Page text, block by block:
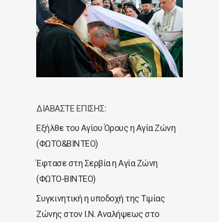
ΔΙΑΒΑΣΤΕ ΕΠΙΣΗΣ:
Εξήλθε του Αγίου Όρους η Αγία Ζώνη
(ΦΩΤΟ&ΒΙΝΤΕΟ)
Έφτασε στη Σερβία η Αγία Ζώνη
(ΦΩΤΟ-ΒΙΝΤΕΟ)
Συγκινητική η υποδοχή της Τιμίας
Ζώνης στον Ι.Ν. Αναλήψεως στο